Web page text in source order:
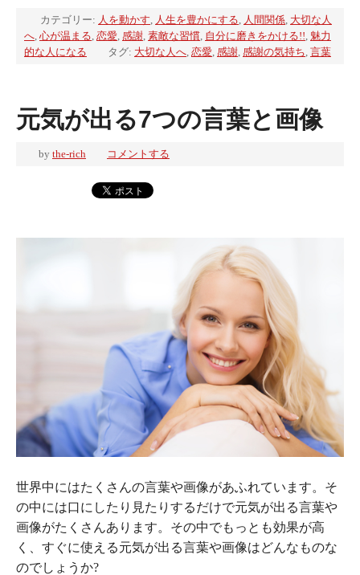
カテゴリー: 人を動かす, 人生を豊かにする, 人間関係, 大切な人
へ, 心が温まる, 恋愛, 感謝, 素敵な習慣, 自分に磨きをかける!!, 魅力
的な人になる
タグ: 大切な人へ, 恋愛, 感謝, 感謝の気持ち, 言葉
元気が出る7つの言葉と画像
by the-rich コメントする
世界中にはたくさんの言葉や画像があふれています。そ
の中には口にしたり見たりするだけで元気が出る言葉や
画像がたくさんあります。その中でもっとも効果が高
く、すぐに使える元気が出る言葉や画像はどんなものな
のでしょうか?